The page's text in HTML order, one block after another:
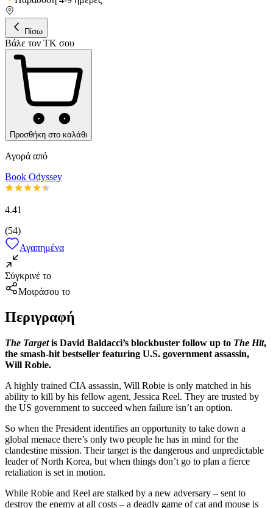
Πίσω
Βάλε τον ΤΚ σου
Προσθήκη στο καλάθι
Αγορά από
Book Odyssey
4.41
(54)
Αγαπημένα
Σύγκρινέ το
Μοιράσου το
Περιγραφή
The Targetis David Baldacci’s blockbuster follow up to The Hit,
the smash-hit bestseller featuring U.S. government assassin,
Will Robie.
A highly trained CIA assassin, Will Robie is only matched in his
ability to kill by his fellow agent, Jessica Reel. They are trusted by
the US government to succeed when failure isn’t an option.
So when the President identifies an opportunity to take down a
global menace there’s only two people he has in mind for the
clandestine mission. Their target is the dangerous and unpredictable
leader of North Korea, but when things don’t go to plan a fierce
retaliation is set in motion.
While Robie and Reel are stalked by a new adversary – sent to
destroy the enemy at all costs – a deadly game of cat and mouse is